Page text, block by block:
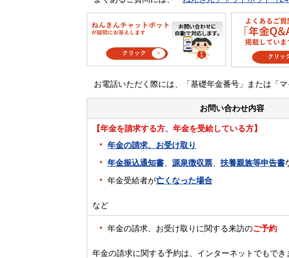
お電話いただく際には、「基礎年金番号」または「
お問い合わせ内容
【年金を請求する方、年金を受給している方】
年金の請求、お受け取り
年金振込通知書 源泉徴収票 扶養親族等申告書
年金受給者が亡くなった場合
など
年金の請求、お受け取りに関する来訪のご予約
年金の請求に関する予約は、インターネットでもでき